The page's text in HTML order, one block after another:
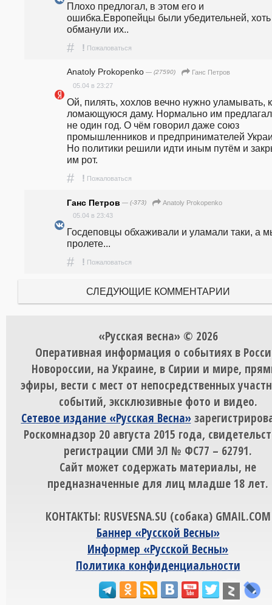
Плохо предлогал, в этом его и
ошибка.Европейцы были убедительней,
обманули их..
# ! Пожаловаться
Anatoly Prokopenko — (27590)
Ганс Петров
05.04 в 23:27
Ой, пилять, хохлов вечно нужно уламывать,
ломающуюся даму. Нормально им
не один год. О чём говорил даже союз
промышленников и предпринимателей
Но политики решили идти иным путём и
им рот.
# ! Пожаловаться
Ганс Петров — (-373)
Anatoly Prokopenko
05.04 в 23:43
Госдеповцы обхаживали и уламали таки, а
пролете...
# ! Пожаловаться
СЛЕДУЮЩИЕ КОММЕНТАРИИ
«Русская весна» © 2026
Оперативная информация о событиях в
Новороссии, на Украине, в Сирии и мире,
эфиры, вести с мест от непосредственных
событий, эксклюзивные фото и видео.
Сетевое издание «Русская Весна»
Роскомнадзор 20 августа 2015 года,
регистрации СМИ ЭЛ № ФС77 – 62791.
Сайт может содержать материалы, не
предназначенные для лиц младше 18 лет.
КОНТАКТЫ: RUSVESNA.SU (собака) GMAIL.COM
Баннер «Русской Весны»
Информер «Русской Весны»
Политика конфиденциальности